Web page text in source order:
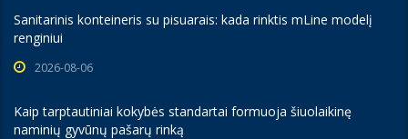
Sanitarinis konteineris su pisuarais: kada rinktis mLine modelį
renginiui
2026-08-06
Kaip tarptautiniai kokybės standartai formuoja šiuolaikinę
naminių gyvūnų pašarų rinką